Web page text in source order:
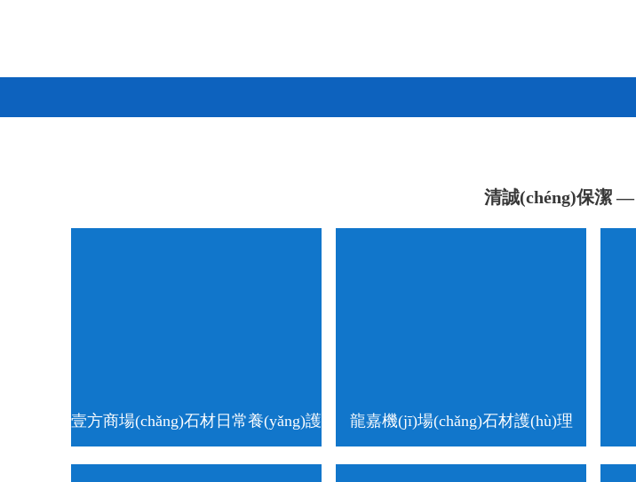
清誠(chéng)保潔 —
壹方商場(chǎng)石材日常養(yǎng)護 龍嘉機(jī)場(chǎng)石材護(hù)理